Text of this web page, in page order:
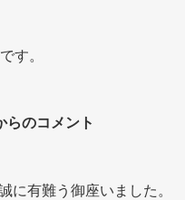
す。
らのコメント
に有難う御座いました。